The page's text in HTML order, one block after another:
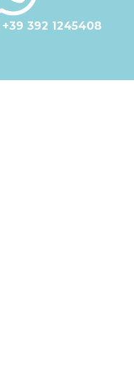
+39 392 1245408